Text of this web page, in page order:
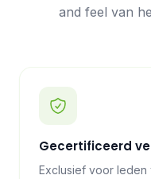
and feel van
Gecertificeerd
Exclusief voor